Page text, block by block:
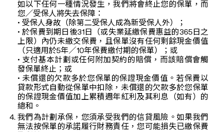
如以下任何一種情況發生，我們將會終止您的保單，而
您／受保人將失去保障：
• 受保人身故（除第二受保人成為新受保人外）；
• 於保費到期日後31日（或失業延繳保費惠益的365日之
上限）內仍未繳交保費，且保單沒有任何剩餘現金價值
（只適用於5年／10年保費繳付期的保單）；或
• 支付基本計劃或任何附加契約的賠償，而該賠償會觸
發保單終止；或
• 未償還的欠款多於您保單的保證現金價值。若保費以
貸款形式自動從保單中扣除，未償還的欠款多於您保單
的保證現金價值加上累積週年紅利及其利息（如有）的
總和。
我們為計劃承保，您須承受我們的信貸風險。如果我們
無法按保單的承諾履行財務責任，您可能損失已繳保費